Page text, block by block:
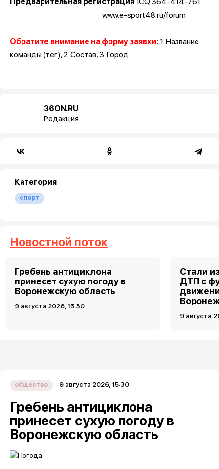
Предварительная регистрация: ICQ 364-414-761
www.e-sport48.ru/forum
Обратите внимание на форму заявки:1. Название
команды (тег), 2. Состав, 3. Город.
36ON.RU
Редакция
Категория
спорт
Новостной поток
Гребень антициклона
принесет сухую погоду в
Воронежскую область
9 августа 2026, 15:30
Стали
ДТП с
9 августа
общество 9 августа 2026, 15:30
Гребень антициклона
принесет сухую погоду в
Воронежскую область